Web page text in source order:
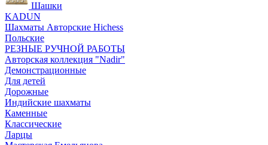
Шашки
KADUN
Шахматы Авторские Hichess
Польские
РЕЗНЫЕ РУЧНОЙ РАБОТЫ
Авторская коллекция "Nadir"
Демонстрационные
Для детей
Дорожные
Индийские шахматы
Каменные
Классические
Ларцы